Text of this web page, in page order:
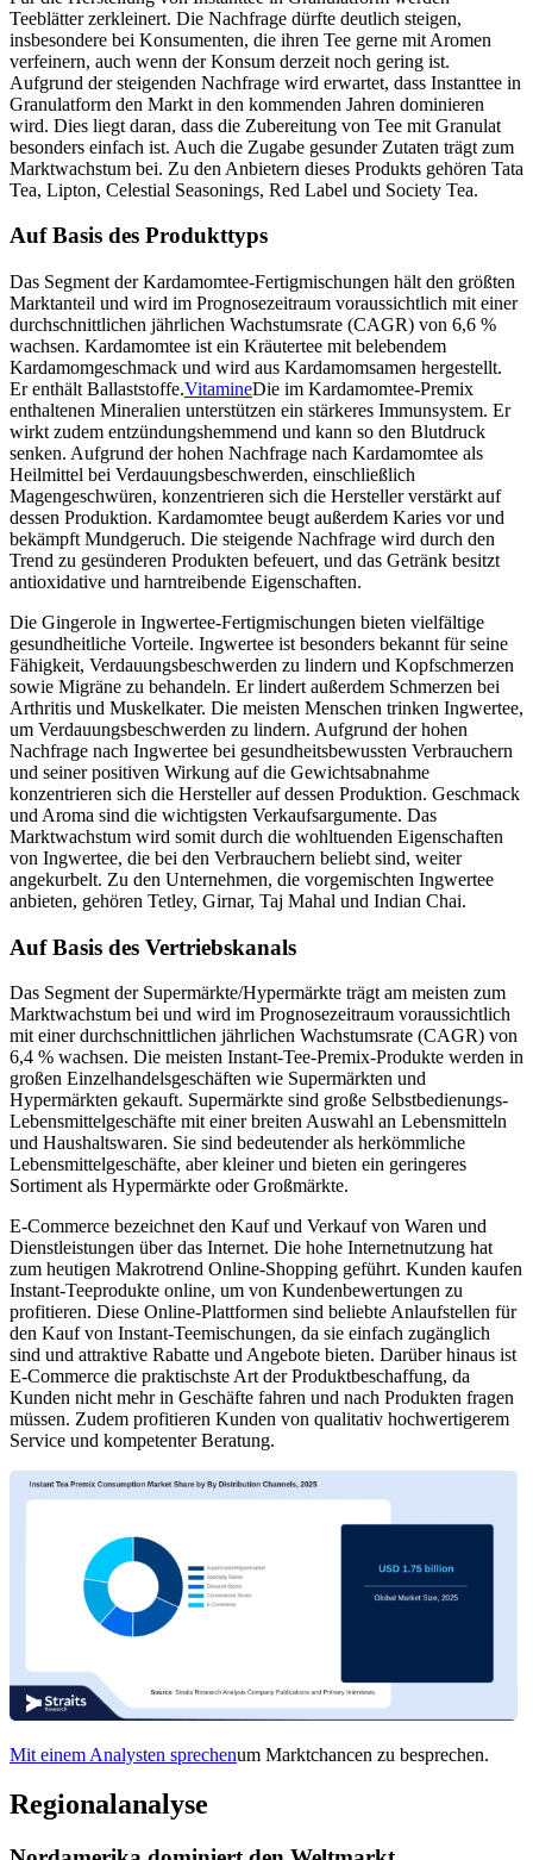
Teeblätter zerkleinert. Die Nachfrage dürfte deutlich steigen,
insbesondere bei Konsumenten, die ihren Tee gerne mit Aromen
verfeinern, auch wenn der Konsum derzeit noch gering ist.
Aufgrund der steigenden Nachfrage wird erwartet, dass Instanttee in
Granulatform den Markt in den kommenden Jahren dominieren
wird. Dies liegt daran, dass die Zubereitung von Tee mit Granulat
besonders einfach ist. Auch die Zugabe gesunder Zutaten trägt zum
Marktwachstum bei. Zu den Anbietern dieses Produkts gehören Tata
Tea, Lipton, Celestial Seasonings, Red Label und Society Tea.
Auf Basis des Produkttyps
Das Segment der Kardamomtee-Fertigmischungen hält den größten
Marktanteil und wird im Prognosezeitraum voraussichtlich mit einer
durchschnittlichen jährlichen Wachstumsrate (CAGR) von 6,6 %
wachsen. Kardamomtee ist ein Kräutertee mit belebendem
Kardamomgeschmack und wird aus Kardamomsamen hergestellt.
Er enthält Ballaststoffe.VitamineDie im Kardamomtee-Premix
enthaltenen Mineralien unterstützen ein stärkeres Immunsystem. Er
wirkt zudem entzündungshemmend und kann so den Blutdruck
senken. Aufgrund der hohen Nachfrage nach Kardamomtee als
Heilmittel bei Verdauungsbeschwerden, einschließlich
Magengeschwüren, konzentrieren sich die Hersteller verstärkt auf
dessen Produktion. Kardamomtee beugt außerdem Karies vor und
bekämpft Mundgeruch. Die steigende Nachfrage wird durch den
Trend zu gesünderen Produkten befeuert, und das Getränk besitzt
antioxidative und harntreibende Eigenschaften.
Die Gingerole in Ingwertee-Fertigmischungen bieten vielfältige
gesundheitliche Vorteile. Ingwertee ist besonders bekannt für seine
Fähigkeit, Verdauungsbeschwerden zu lindern und Kopfschmerzen
sowie Migräne zu behandeln. Er lindert außerdem Schmerzen bei
Arthritis und Muskelkater. Die meisten Menschen trinken Ingwertee,
um Verdauungsbeschwerden zu lindern. Aufgrund der hohen
Nachfrage nach Ingwertee bei gesundheitsbewussten Verbrauchern
und seiner positiven Wirkung auf die Gewichtsabnahme
konzentrieren sich die Hersteller auf dessen Produktion. Geschmack
und Aroma sind die wichtigsten Verkaufsargumente. Das
Marktwachstum wird somit durch die wohltuenden Eigenschaften
von Ingwertee, die bei den Verbrauchern beliebt sind, weiter
angekurbelt. Zu den Unternehmen, die vorgemischten Ingwertee
anbieten, gehören Tetley, Girnar, Taj Mahal und Indian Chai.
Auf Basis des Vertriebskanals
Das Segment der Supermärkte/Hypermärkte trägt am meisten zum
Marktwachstum bei und wird im Prognosezeitraum voraussichtlich
mit einer durchschnittlichen jährlichen Wachstumsrate (CAGR) von
6,4 % wachsen. Die meisten Instant-Tee-Premix-Produkte werden in
großen Einzelhandelsgeschäften wie Supermärkten und
Hypermärkten gekauft. Supermärkte sind große Selbstbedienungs-
Lebensmittelgeschäfte mit einer breiten Auswahl an Lebensmitteln
und Haushaltswaren. Sie sind bedeutender als herkömmliche
Lebensmittelgeschäfte, aber kleiner und bieten ein geringeres
Sortiment als Hypermärkte oder Großmärkte.
E-Commerce bezeichnet den Kauf und Verkauf von Waren und
Dienstleistungen über das Internet. Die hohe Internetnutzung hat
zum heutigen Makrotrend Online-Shopping geführt. Kunden kaufen
Instant-Teeprodukte online, um von Kundenbewertungen zu
profitieren. Diese Online-Plattformen sind beliebte Anlaufstellen für
den Kauf von Instant-Teemischungen, da sie einfach zugänglich
sind und attraktive Rabatte und Angebote bieten. Darüber hinaus ist
E-Commerce die praktischste Art der Produktbeschaffung, da
Kunden nicht mehr in Geschäfte fahren und nach Produkten fragen
müssen. Zudem profitieren Kunden von qualitativ hochwertigerem
Service und kompetenter Beratung.
Mit einem Analysten sprechenum Marktchancen zu besprechen.
Regionalanalyse